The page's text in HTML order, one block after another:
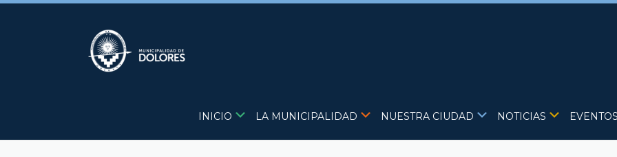
Skip
INICIO LA MUNICIPALIDAD NUESTRA CIUDAD NOTICIAS